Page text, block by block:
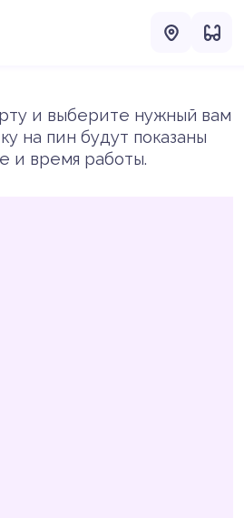
и выберите нужный вам
на пин будут показаны
и время работы.